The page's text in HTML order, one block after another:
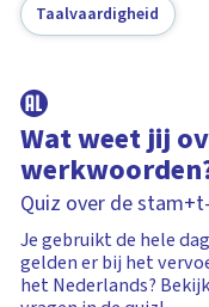
Taalvaardigheid
Wat weet jij
Quiz over de
Je gebruikt de hele
gelden er bij het
het Nederlands?